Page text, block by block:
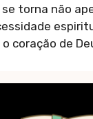
torna não
coração de